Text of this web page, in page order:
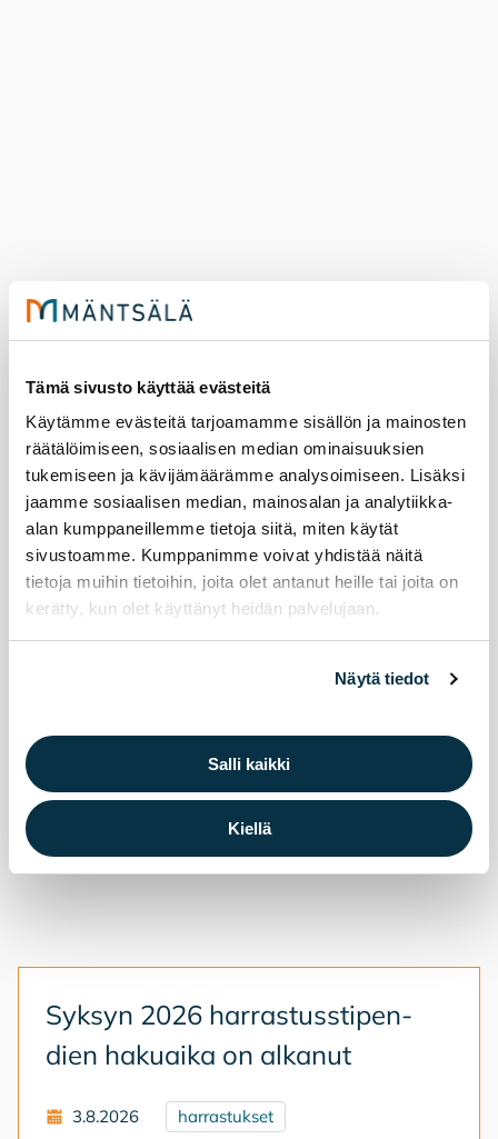
Tämä sivusto käyttää evästeitä
Käytämme evästeitä tarjoamamme sisällön ja mainosten
räätälöimiseen, sosiaalisen median ominaisuuksien
tukemiseen ja kävijämäärämme analysoimiseen. Lisäksi
jaamme sosiaalisen median, mainosalan ja analytiikka-
alan kumppaneillemme tietoja siitä, miten käytät
sivustoamme. Kumppanimme voivat yhdistää näitä
tietoja muihin tietoihin, joita olet antanut heille tai joita on
kerätty, kun olet käyttänyt heidän palvelujaan.
Näytä tiedot
Salli kaikki
Kiellä
Kos­ken­rai­tin sil­lan uusi­mi­nen al­
3.8.2026 tiet
Kos­ken­rai­tin sil­lan uusi­mis­työt aloi­te­taan
10.8.2026.
Koskenraitin sillan uusiminen alkaa
Syk­syn 2026 har­ras­tuss­ti­pen­
dien ha­kuai­ka on al­ka­nut
3.8.2026 harrastukset